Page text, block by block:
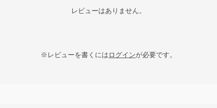
レビューはありません。
※レビューを書くにはログインが必要です。